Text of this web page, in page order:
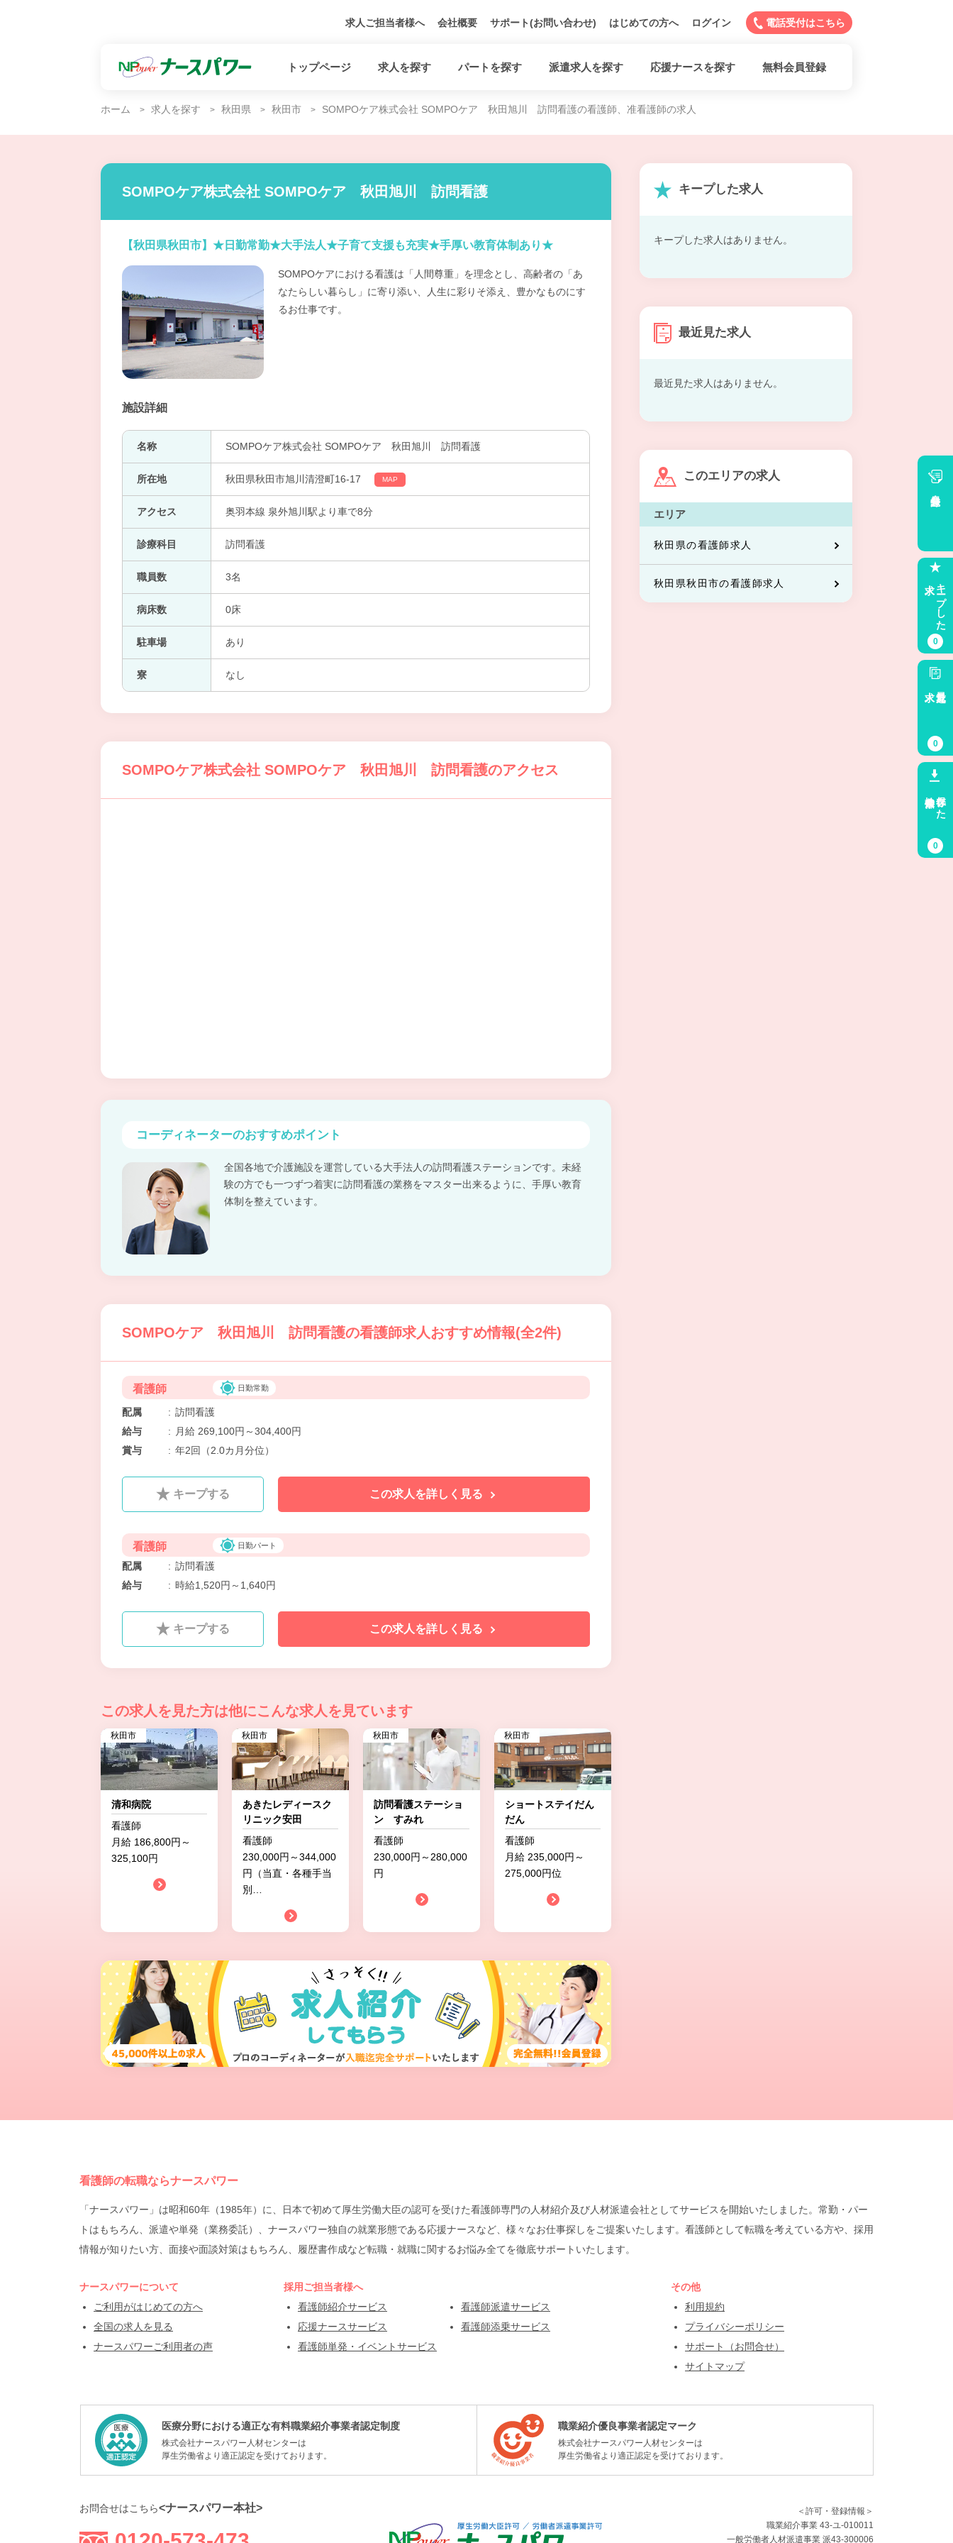
求人ご担当者様へ 会社概要 サポート(お問い合わせ) はじめての方へ ログイン 電話受付はこちら
トップページ 求人を探す パートを探す 派遣求人を探す 応援ナースを探す 無料会員登録
ホーム 求人を探す 秋田県 秋田市 SOMPOケア株式会社 SOMPOケア 秋田旭川 訪問看護の看護師、准看護師の求人
SOMPOケア株式会社 SOMPOケア 秋田旭川 訪問看護
【秋田県秋田市】★日勤常勤★大手法人★子育て支援も充実★手厚い教育体制あり★
SOMPOケアにおける看護は「人間尊重」を理念とし、高齢者の「あ
なたらしい暮らし」に寄り添い、人生に彩りそ添え、豊かなものにす
るお仕事です。
施設詳細
名称 SOMPOケア株式会社 SOMPOケア 秋田旭川 訪問看護
所在地 秋田県秋田市旭川清澄町16-17 MAP
アクセス 奥羽本線 泉外旭川駅より車で8分
診療科目 訪問看護
職員数 3名
病床数 0床
駐車場 あり
寮 なし
SOMPOケア株式会社 SOMPOケア 秋田旭川 訪問看護のアクセス
コーディネーターのおすすめポイント
全国各地で介護施設を運営している大手法人の訪問看護ステーションです。未経
験の方でも一つずつ着実に訪問看護の業務をマスター出来るように、手厚い教育
体制を整えています。
SOMPOケア 秋田旭川 訪問看護の看護師求人おすすめ情報(全2件)
看護師 日勤常勤
配属 : 訪問看護
給与
:
月給 269,100円～304,400円
賞与
: 年2回（2.0カ月分位）
キープする この求人を詳しく見る
看護師 日勤パート
配属 : 訪問看護
給与
: 時給1,520円～1,640円
キープする この求人を詳しく見る
この求人を見た方は他にこんな求人を見ています
秋田市
清和病院
看護師
月給 186,800円～
325,100円
秋田市
あきたレディースク
リニック安田
看護師
230,000円～344,000
円（当直・各種手当
別
秋田市
訪問看護ステーショ
ン すみれ
看護師
230,000円～280,000
円
秋田市
ショートステイだん
だん
看護師
月給 235,000円～
275,000円位
キープした求人
キープした求人はありません。
最近見た求人
最近見た求人はありません。
このエリアの求人
エリア
秋田県の看護師求人
秋田県秋田市の看護師求人
看護師の転職ならナースパワー
「ナースパワー」は昭和60年（1985年）に、日本で初めて厚生労働大臣の認可を受けた看護師専門の人材紹介及び人材派遣会社としてサービスを開始いたしました。常勤・パー
トはもちろん、派遣や単発（業務委託）、ナースパワー独自の就業形態である応援ナースなど、様々なお仕事探しをご提案いたします。看護師として転職を考えている方や、採用
情報が知りたい方、面接や面談対策はもちろん、履歴書作成など転職・就職に関するお悩み全てを徹底サポートいたします。
ナースパワーについて
ご利用がはじめての方へ
全国の求人を見る
ナースパワーご利用者の声
採用ご担当者様へ
看護師紹介サービス
応援ナースサービス
看護師単発・イベントサービス
看護師派遣サービス
看護師添乗サービス
その他
利用規約
プライバシーポリシー
サポート（お問合せ）
サイトマップ
医療分野における適正な有料職業紹介事業者認定制度
株式会社ナースパワー人材センターは
厚生労働省より適正認定を受けております。
職業紹介優良事業者認定マーク
株式会社ナースパワー人材センターは
厚生労働省より適正認定を受けております。
お問合せはこちら<ナースパワー本社>
＜許可・登録情報＞
職業紹介事業 43-ユ-010011
一般労働者人材派遣事業 派43-300006
キープした
0
最近見た
0
保存した
0